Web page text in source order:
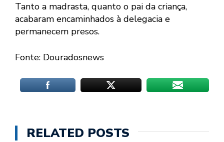
Tanto a madrasta, quanto o pai da criança,
acabaram encaminhados à delegacia e
permanecem presos.
Fonte: Douradosnews
RELATED POSTS